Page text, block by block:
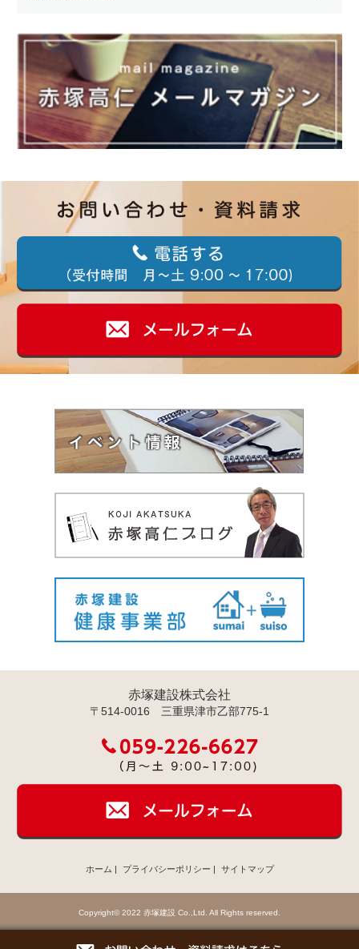
赤塚建設株式会社
〒514-0016 三重県津市乙部775-1
ホーム | プライバシーポリシー | サイトマップ
Copyright© 2022 赤塚建設 Co.,Ltd. All Rights reserved.